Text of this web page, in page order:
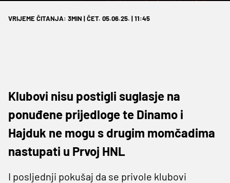
VRIJEME ČITANJA: 3MIN | ČET. 05.06.25. | 11:45
Klubovi nisu postigli suglasje na
ponuđene prijedloge te Dinamo i
Hajduk ne mogu s drugim momčadima
nastupati u Prvoj HNL
I posljednji pokušaj da se privole klubovi